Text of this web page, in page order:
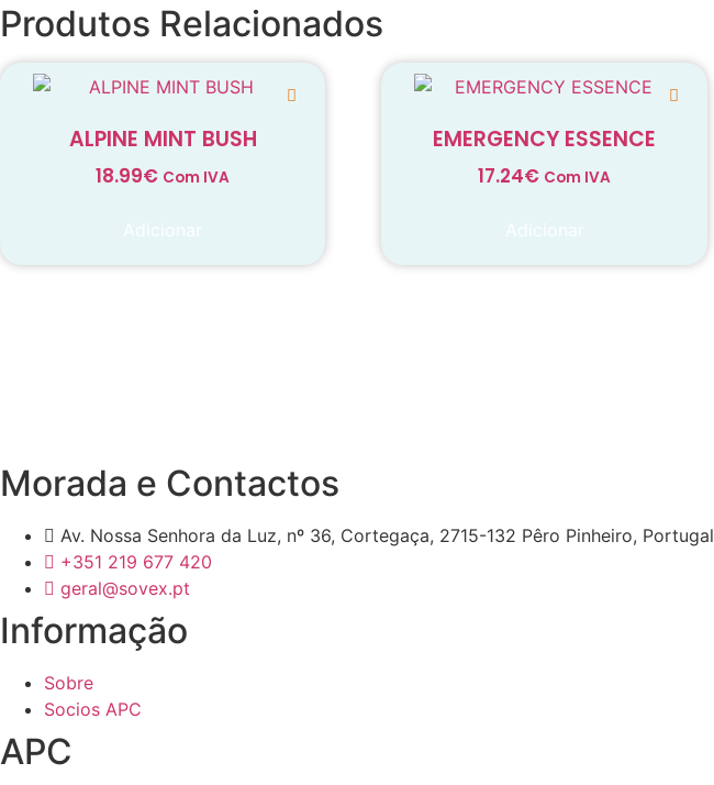
Produtos Relacionados
ALPINE MINT BUSH
18.99€ Com IVA
Adicionar
EMERGENCY ESSENCE
17.24€ Com IVA
Adicionar
Morada e Contactos
Av. Nossa Senhora da Luz, nº 36, Cortegaça, 2715-132 Pêro Pinheiro, Portugal
+351 219 677 420
geral@sovex.pt
Informação
Sobre
Socios APC
APC